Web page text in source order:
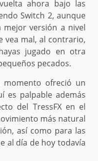
ahora bajo las
Switch 2, aunque
versión a nivel
vea mal, al contrario,
jugado en otra
pecados.
momento ofreció un
es palpable además
del TressFX en el
más natural
así como para las
al día de hoy todavía